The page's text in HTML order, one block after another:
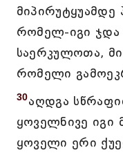
რომელ-იგი
საერკულოთა,
რომელი
30აღდგა
ყოველნივე იგი
ყოველი ერი